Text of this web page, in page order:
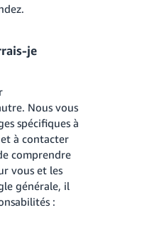
je
Nous vous
spécifiques à
à contacter
comprendre
vous et les
générale, il
: